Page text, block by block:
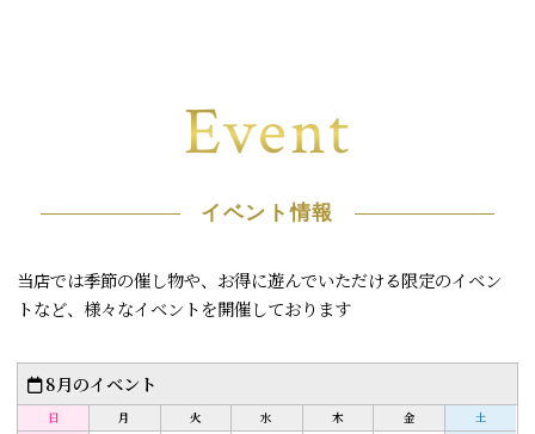
Event
イベント情報
当店では季節の催し物や、お得に遊んでいただける限定のイベン
トなど、様々なイベントを開催しております
8月のイベント
日 月 火 水 木 金
土